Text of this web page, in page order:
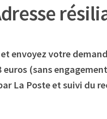
envoyez votre
(sans
La Poste et suivi du